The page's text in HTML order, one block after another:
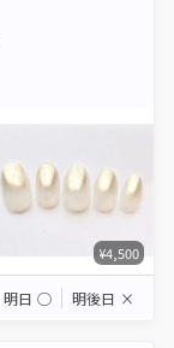
¥4,500
明日 ◯ 明後日 ×